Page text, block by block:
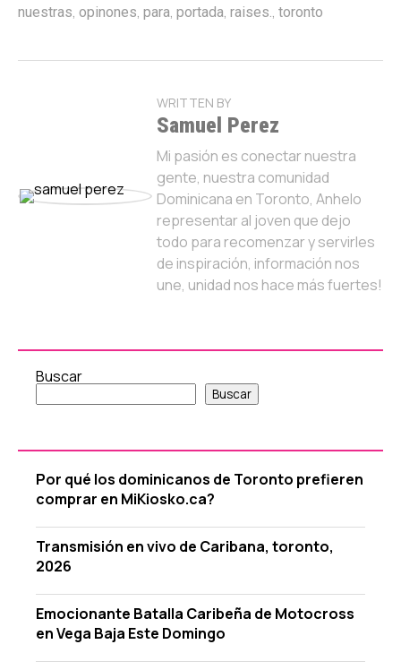
nuestras, opinones, para, portada, raises., toronto
WRITTEN BY
Samuel Perez
Mi pasión es conectar nuestra
gente, nuestra comunidad
Dominicana en Toronto, Anhelo
representar al joven que dejo
todo para recomenzar y servirles
de inspiración, información nos
une, unidad nos hace más fuertes!
Buscar
Buscar
Por qué los dominicanos de Toronto prefieren
comprar en MiKiosko.ca?
Transmisión en vivo de Caribana, toronto,
2026
Emocionante Batalla Caribeña de Motocross
en Vega Baja Este Domingo